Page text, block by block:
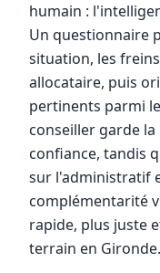
humain :
Un questionnaire
situation, les
allocataire, puis
pertinents parmi
conseiller garde
confiance, tandis
sur l'administratif
complémentarité
rapide, plus juste
terrain en Gironde.